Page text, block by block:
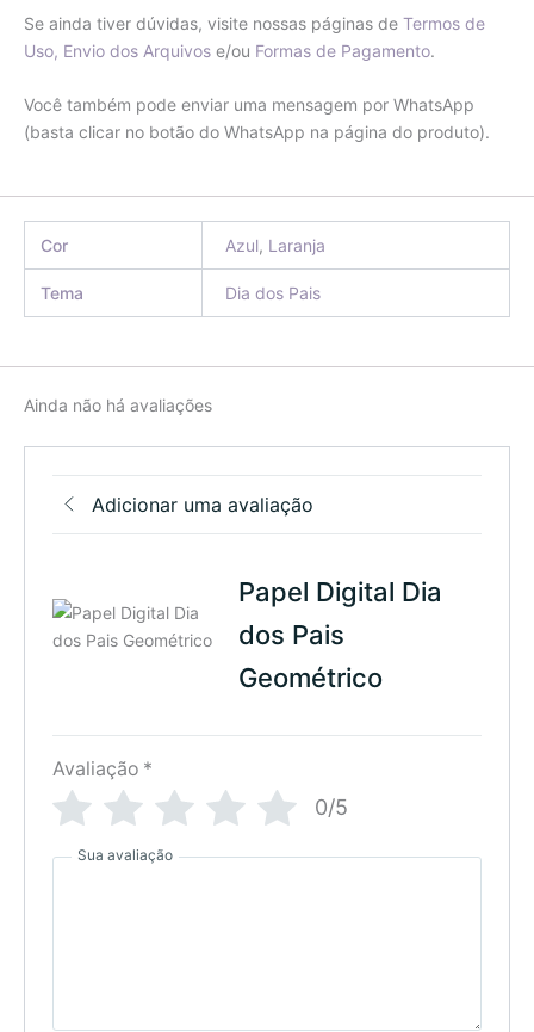
Se ainda tiver dúvidas, visite nossas páginas de Termos de
Uso, Envio dos Arquivos e/ou Formas de Pagamento.
Você também pode enviar uma mensagem por WhatsApp
(basta clicar no botão do WhatsApp na página do produto).
Cor Azul, Laranja
Tema Dia dos Pais
Ainda não há avaliações
Adicionar uma avaliação
Papel Digital Dia
dos Pais
Geométrico
Avaliação *
0/5
Sua avaliação